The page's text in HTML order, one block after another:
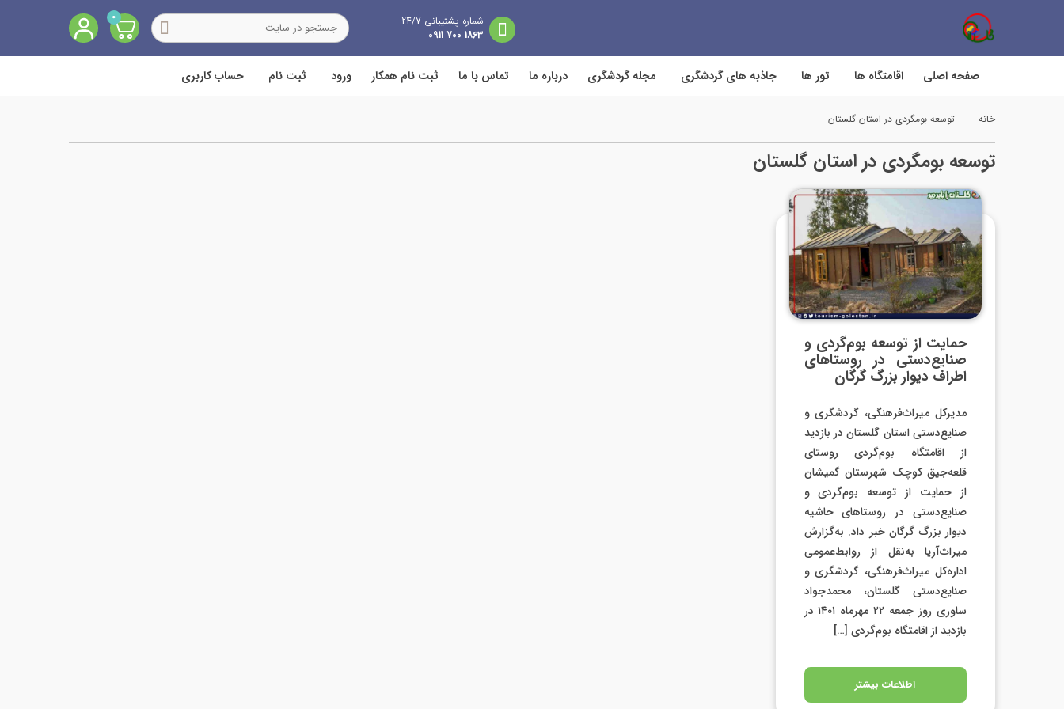
شماره پشتیبانی 24/7
1863 700 0911
0
صفحه اصلی اقامتگاه ها تور ها جاذبه های گردشگری مجله گردشگری درباره ما تماس با ما ثبت نام همکار ورود ثبت نام حساب کاربری
خانه توسعه بومگردی در استان گلستان
توسعه بومگردی در استان گلستان
حمایت از توسعه بوم‌گردی و
صنایع‌دستی در روستاهای
اطراف دیوار بزرگ گرگان
مدیرکل میراث‌فرهنگی، گردشگری و
صنایع‌دستی استان گلستان در بازدید
از اقامتگاه بوم‌گردی روستای
قلعه‌جیق کوچک شهرستان گمیشان
از حمایت از توسعه بوم‌گردی و
صنایع‌دستی در روستاهای حاشیه
دیوار بزرگ گرگان خبر داد. به‌گزارش
میراث‌آریا به‌نقل از روابط‌عمومی
اداره‌کل میراث‌فرهنگی، گردشگری و
صنایع‌دستی گلستان، محمدجواد
ساوری روز جمعه ۲۲ مهرماه ۱۴۰۱ در
بازدید از اقامتگاه بوم‌گردی […]
اطلاعات بیشتر